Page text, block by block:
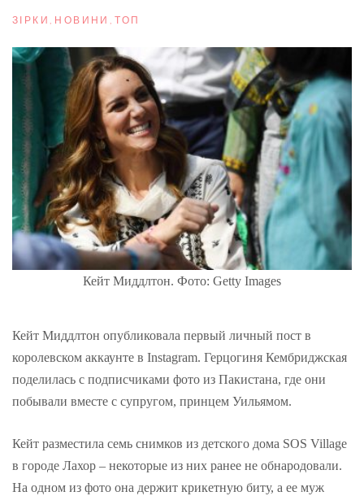
ЗІРКИ , НОВИНИ ,ТОП
Кейт Миддлтон. Фото: Getty Images
Кейт Миддлтон опубликовала первый личный пост в
королевском аккаунте в Instagram. Герцогиня Кембриджская
поделилась с подписчиками фото из Пакистана, где они
побывали вместе с супругом, принцем Уильямом.
Кейт разместила семь снимков из детского дома SOS Village
в городе Лахор – некоторые из них ранее не обнародовали.
На одном из фото она держит крикетную биту, а ее муж